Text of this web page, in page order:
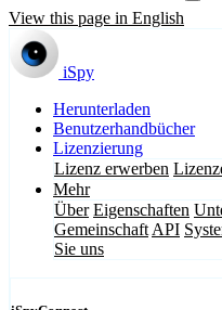
View this page in English
iSpy
Herunterladen
Benutzerhandbücher
Lizenzierung
Lizenz erwerben
Mehr
Über Eigenschaften
Gemeinschaft API
Sie uns